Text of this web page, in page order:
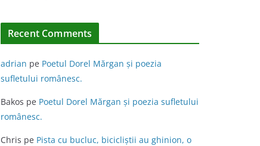
Recent Comments
adrian pe Poetul Dorel Mărgan şi poezia
sufletului românesc.
Bakos pe Poetul Dorel Mărgan şi poezia sufletului
românesc.
Chris pe Pista cu bucluc, bicicliștii au ghinion, o